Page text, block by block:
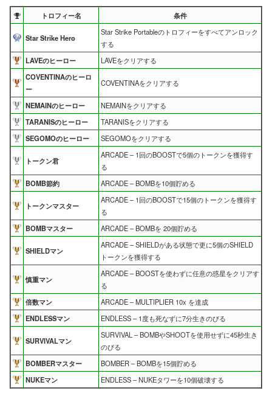
トロフィー名 条件
Star Strike Hero
Star Strike Portableのトロフィーをすべてアンロック
する
LAVEのヒーロー
LAVEをクリアする
COVENTINAのヒーロ
ー
COVENTINAをクリアする
NEMAINのヒーロー
NEMAINをクリアする
TARANISのヒーロー
TARANISをクリアする
SEGOMOのヒーロー
SEGOMOをクリアする
トークン君
ARCADE – 1回のBOOSTで5個のトークンを獲得す
る
BOMB節約
ARCADE – BOMBを10個貯める
トークンマスター
ARCADE – 1回のBOOSTで15個のトークンを獲得す
る
BOMBマスター
ARCADE – BOMBを 20個貯める
SHIELDマン
ARCADE – SHIELDがある状態で更に5個のSHIELD
トークンを獲得する
慎重マン
ARCADE – BOOSTを使わずに任意の惑星をクリアす
る
倍数マン
ARCADE – MULTIPLIER 10x を達成
ENDLESSマン
ENDLESS – 1度も死なずに7分生きのびる
SURVIVALマン
SURVIVAL – BOMBやSHOOTを使用せずに45秒生き
のびる
BOMBERマスター
BOMBER – BOMBを15個貯める
NUKEマン
ENDLESS – NUKEタワーを10個破壊する